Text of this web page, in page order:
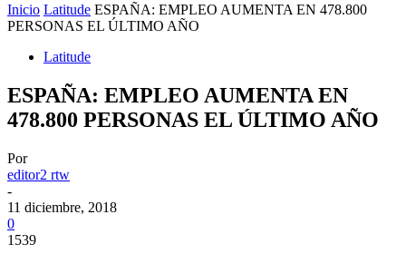
Inicio Latitude ESPAÑA: EMPLEO AUMENTA EN 478.800
PERSONAS EL ÚLTIMO AÑO
Latitude
ESPAÑA: EMPLEO AUMENTA EN
478.800 PERSONAS EL ÚLTIMO AÑO
Por
editor2 rtw
-
11 diciembre, 2018
0
1539